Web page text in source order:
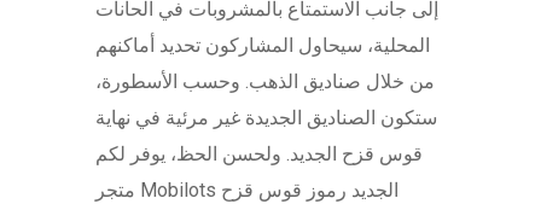
إلى جانب الاستمتاع بالمشروبات في الحانات
المحلية، سيحاول المشاركون تحديد أماكنهم
من خلال صناديق الذهب. وحسب الأسطورة،
ستكون الصناديق الجديدة غير مرئية في نهاية
قوس قزح الجديد. ولحسن الحظ، يوفر لكم
متجر Mobilots الجديد رموز قوس قزح